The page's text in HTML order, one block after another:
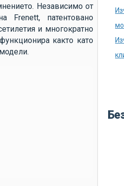
Независимо от
Frenett, патентовано
и многократно
както като